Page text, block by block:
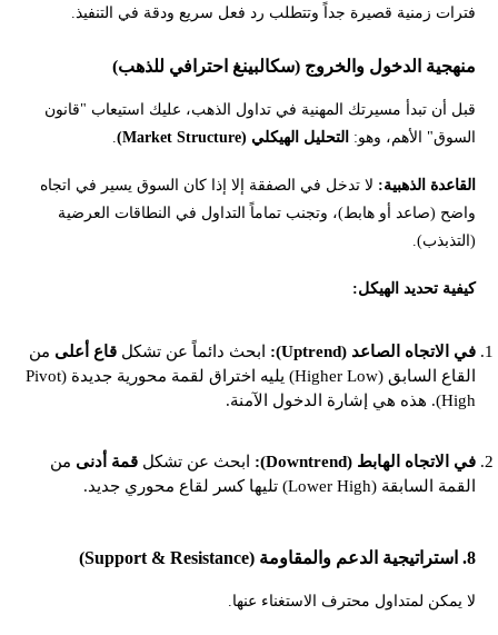
فترات زمنية قصيرة جداً وتتطلب رد فعل سريع ودقة في التنفيذ.
منهجية الدخول والخروج (سكالبينغ احترافي للذهب)
قبل أن تبدأ مسيرتك المهنية في تداول الذهب، عليك استيعاب "قانون
السوق" الأهم، وهو: التحليل الهيكلي (Market Structure) .
القاعدة الذهبية: لا تدخل في الصفقة إلا إذا كان السوق يسير في اتجاه
واضح (صاعد أو هابط)، وتجنب تماماً التداول في النطاقات العرضية
(التذبذب).
كيفية تحديد الهيكل:
في الاتجاه الصاعد (Uptrend): ابحث دائماً عن تشكل قاع أعلى من
القاع السابق (Higher Low) يليه اختراق لقمة محورية جديدة (Pivot
High). هذه هي إشارة الدخول الآمنة.
في الاتجاه الهابط (Downtrend): ابحث عن تشكل قمة أدنى من
القمة السابقة (Lower High) تليها كسر لقاع محوري جديد.
8. استراتيجية الدعم والمقاومة (Support & Resistance)
لا يمكن لمتداول محترف الاستغناء عنها.